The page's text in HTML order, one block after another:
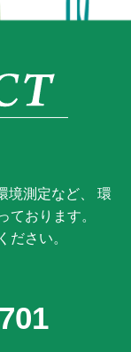
境測定など、 環
ております。
ださい。